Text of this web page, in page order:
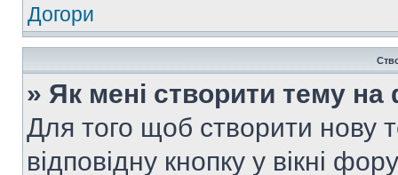
Догори
» Як мені створити тему на
Для того щоб створити нову
відповідну кнопку у вікні